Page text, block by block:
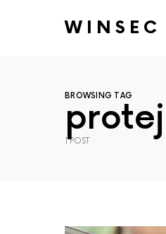
WINSEC
BROWSING TAG
1 POST